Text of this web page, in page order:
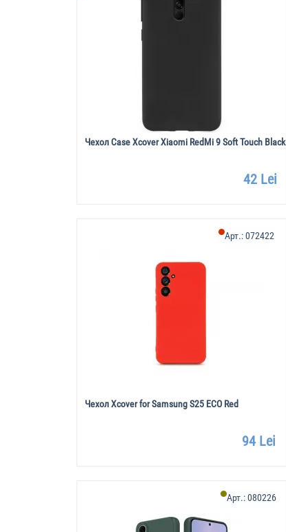
Чехол Case Xcover Xiaomi RedMi 9 Soft Touch Black
42 Lei
Чехол Xcover for Samsung S25 ECO Red
Арт.:072422
94 Lei
Арт.:080226